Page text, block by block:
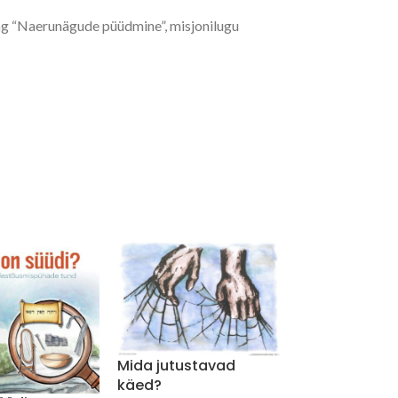
püüdmine”, misjonilugu
Mida jutustavad
käed?